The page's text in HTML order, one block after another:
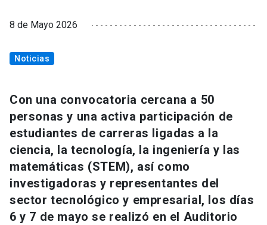
8 de Mayo 2026
Noticias
Con una convocatoria cercana a 50
personas y una activa participación de
estudiantes de carreras ligadas a la
ciencia, la tecnología, la ingeniería y las
matemáticas (STEM), así como
investigadoras y representantes del
sector tecnológico y empresarial, los días
6 y 7 de mayo se realizó en el Auditorio